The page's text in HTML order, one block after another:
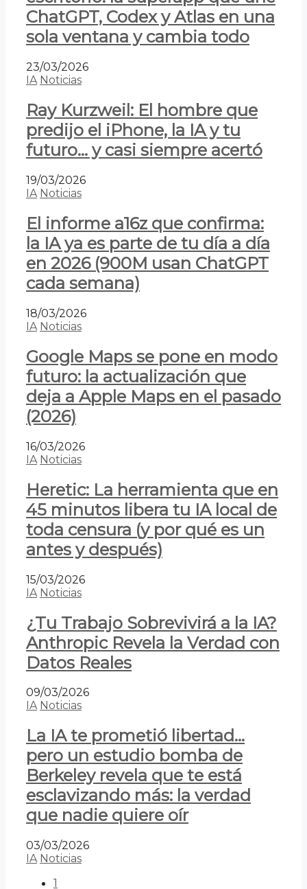
ChatGPT, Codex y Atlas en una
sola ventana y cambia todo
23/03/2026
IA Noticias
Ray Kurzweil: El hombre que
predijo el iPhone, la IA y tu
futuro… y casi siempre acertó
19/03/2026
IA Noticias
El informe a16z que confirma:
la IA ya es parte de tu día a día
en 2026 (900M usan ChatGPT
cada semana)
18/03/2026
IA Noticias
Google Maps se pone en modo
futuro: la actualización que
deja a Apple Maps en el pasado
(2026)
16/03/2026
IA Noticias
Heretic: La herramienta que en
45 minutos libera tu IA local de
toda censura (y por qué es un
antes y después)
15/03/2026
IA Noticias
¿Tu Trabajo Sobrevivirá a la IA?
Anthropic Revela la Verdad con
Datos Reales
09/03/2026
IA Noticias
La IA te prometió libertad…
pero un estudio bomba de
Berkeley revela que te está
esclavizando más: la verdad
que nadie quiere oír
03/03/2026
IA Noticias
1